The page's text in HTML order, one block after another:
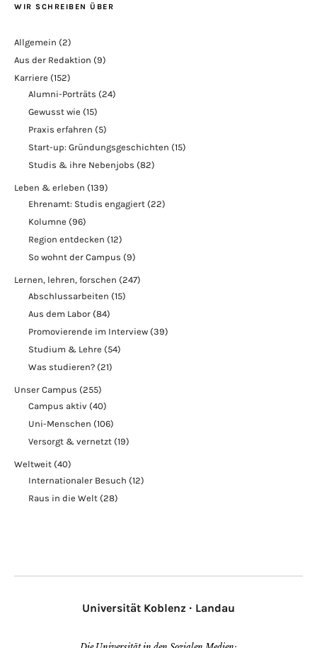
WIR SCHREIBEN ÜBER
Allgemein (2)
Aus der Redaktion (9)
Karriere (152)
Alumni-Porträts (24)
Gewusst wie (15)
Praxis erfahren (5)
Start-up: Gründungsgeschichten (15)
Studis & ihre Nebenjobs (82)
Leben & erleben (139)
Ehrenamt: Studis engagiert (22)
Kolumne (96)
Region entdecken (12)
So wohnt der Campus (9)
Lernen, lehren, forschen (247)
Abschlussarbeiten (15)
Aus dem Labor (84)
Promovierende im Interview (39)
Studium & Lehre (54)
Was studieren? (21)
Unser Campus (255)
Campus aktiv (40)
Uni-Menschen (106)
Versorgt & vernetzt (19)
Weltweit (40)
Internationaler Besuch (12)
Raus in die Welt (28)
Universität Koblenz · Landau